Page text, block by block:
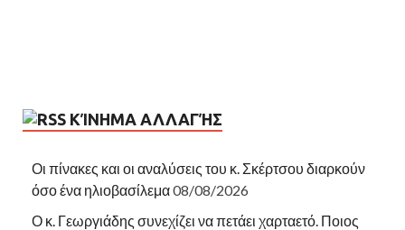
ΚΊΝΗΜΑ ΑΛΛΑΓΉΣ
Οι πίνακες και οι αναλύσεις του κ. Σκέρτσου διαρκούν
όσο ένα ηλιοβασίλεμα08/08/2026
Ο κ. Γεωργιάδης συνεχίζει να πετάει χαρταετό. Ποιος